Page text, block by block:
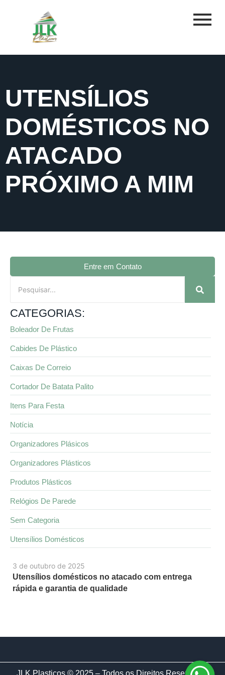
UTENSÍLIOS
DOMÉSTICOS NO
ATACADO
PRÓXIMO A MIM
3 de outubro de 2025
Utensílios domésticos no atacado com entrega
rápida e garantia de qualidade
Entre em Contato
CATEGORIAS:
Boleador De Frutas
Cabides De Plástico
Caixas De Correio
Cortador De Batata Palito
Itens Para Festa
Notícia
Organizadores Plásicos
Organizadores Plásticos
Produtos Plásticos
Relógios De Parede
Sem Categoria
Utensílios Domésticos